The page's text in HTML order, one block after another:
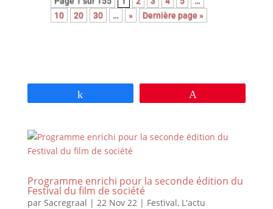
10
20 30 … » Dernière page »
Programme enrichi pour la seconde édition du
Festival du film de société
par Sacregraal | 22 Nov 22| Festival, L'actu